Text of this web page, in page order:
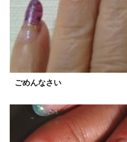
ごめんなさい